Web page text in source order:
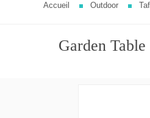
Accueil Outdoor
Garden